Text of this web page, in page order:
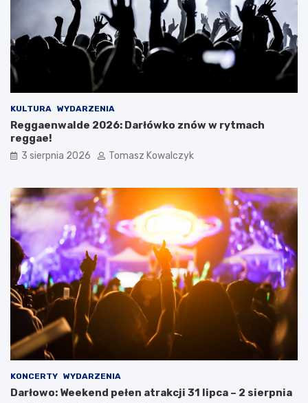
KULTURA WYDARZENIA
Reggaenwalde 2026: Darłówko znów w rytmach
reggae!
3 sierpnia 2026 Tomasz Kowalczyk
KONCERTY WYDARZENIA
Darłowo: Weekend pełen atrakcji 31 lipca – 2 sierpnia